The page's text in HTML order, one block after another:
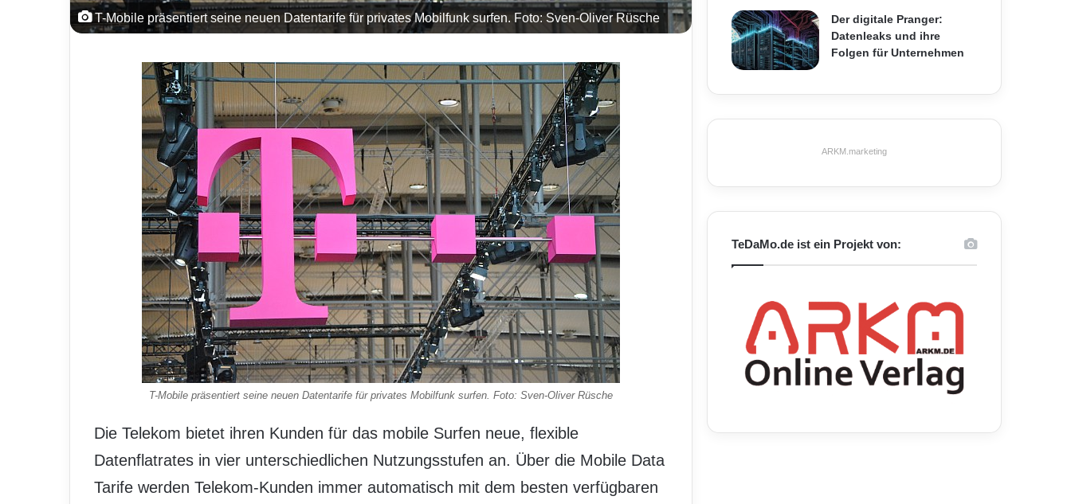
T-Mobile präsentiert seine neuen Datentarife für privates Mobilfunk surfen. Foto: Sven-Oliver Rüsche
T-Mobile präsentiert seine neuen Datentarife für privates Mobilfunk surfen. Foto: Sven-Oliver Rüsche
Die Telekom bietet ihren Kunden für das mobile Surfen neue, flexible
Datenflatrates in vier unterschiedlichen Nutzungsstufen an. Über die Mobile Data
Tarife werden Telekom-Kunden immer automatisch mit dem besten verfügbaren
Der digitale Pranger:
Datenleaks und ihre
Folgen für Unternehmen
ARKM.marketing
TeDaMo.de ist ein Projekt von: